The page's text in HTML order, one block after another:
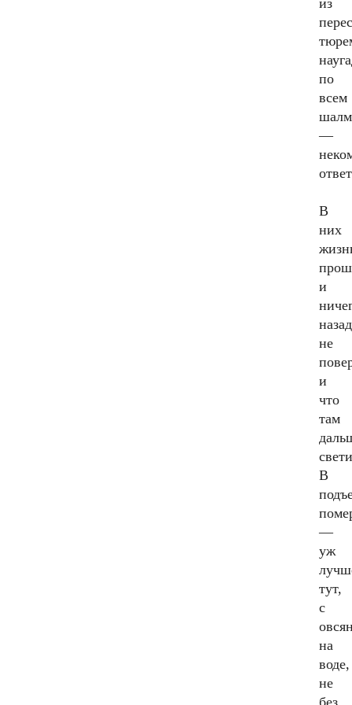
из
по
всем
—
В
них
и
назад
не
и
что
там
В
—
уж
тут,
с
на
воде,
не
без